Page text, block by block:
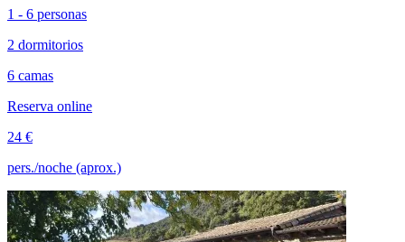
1 - 6 personas
2 dormitorios
6 camas
Reserva online
24 €
pers./noche (aprox.)